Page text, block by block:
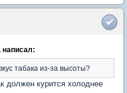
написал:
табака из-за высоты?
должен курится холоднее